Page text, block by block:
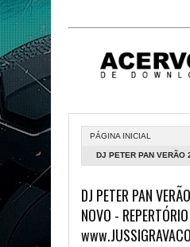
PÁGINA INICIAL
DJ PETER PAN VERÃO
DJ PETER PAN
NOVO -